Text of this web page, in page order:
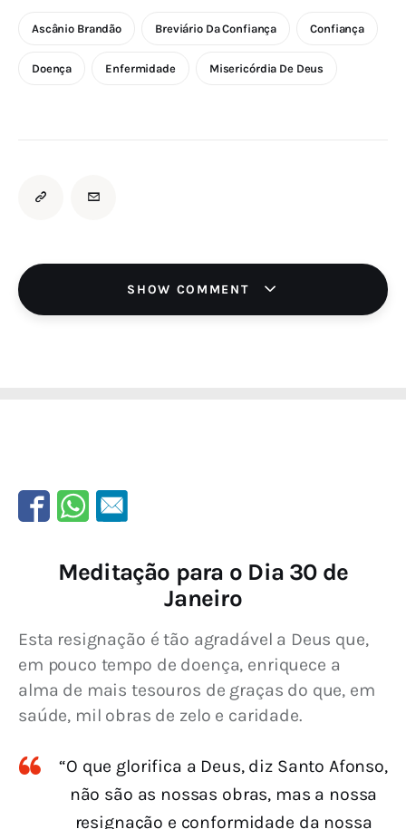
Ascânio Brandão Breviário Da Confiança Confiança
Doença Enfermidade Misericórdia De Deus
SHOW COMMENT
Meditação para o Dia 30 de
Janeiro
Esta resignação é tão agradável a Deus que,
em pouco tempo de doença, enriquece a
alma de mais tesouros de graças do que, em
saúde, mil obras de zelo e caridade.
“O que glorifica a Deus, diz Santo Afonso,
não são as nossas obras, mas a nossa
resignação e conformidade da nossa